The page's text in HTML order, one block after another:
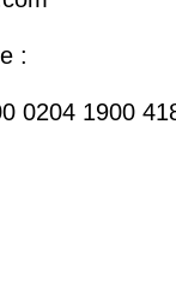
:
0204 1900